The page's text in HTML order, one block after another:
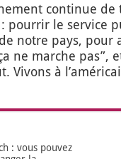
conti­nue de
pour­rir le ser­vice
notre pays, pour
ne marche pas”,
Vivons à
: vous pouvez